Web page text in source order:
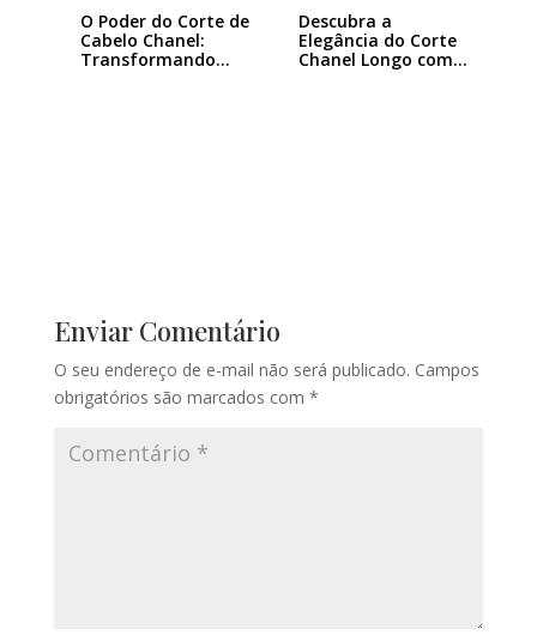
O Poder do Corte de
Cabelo Chanel:
Transformando
Descubra a
Elegância do Corte
Chanel Longo com…
Enviar Comentário
O seu endereço de e-mail não será publicado. Campos
obrigatórios são marcados com *